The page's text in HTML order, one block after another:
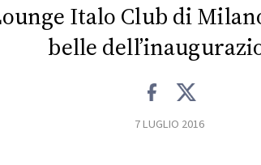
Italo Club di
belle
7 LUGLIO 2016